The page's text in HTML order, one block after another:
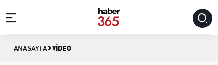
ANASAYFA VIDEO